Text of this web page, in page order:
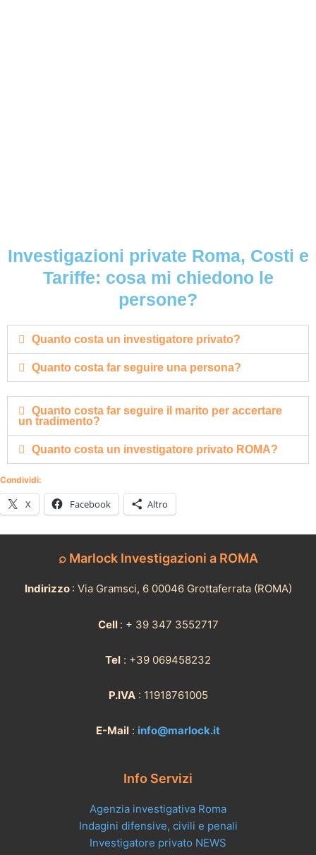
Investigazioni private Roma, Costi e
Tariffe: cosa mi chiedono le
persone?
Quanto costa un investigatore privato?
Quanto costa far seguire una persona?
Quanto costa far seguire il marito per accertare
un tradimento?
Quanto costa un investigatore privato ROMA?
Condividi:
X Facebook Altro
⌕ Marlock Investigazioni a ROMA
Indirizzo : Via Gramsci, 6 00046 Grottaferrata (ROMA)
Cell : + 39 347 3552717
Tel : +39 069458232
P.IVA: 11918761005
E-Mail : info@marlock.it
Info Servizi
Agenzia investigativa Roma
Indagini difensive, civili e penali
Investigatore privato NEWS